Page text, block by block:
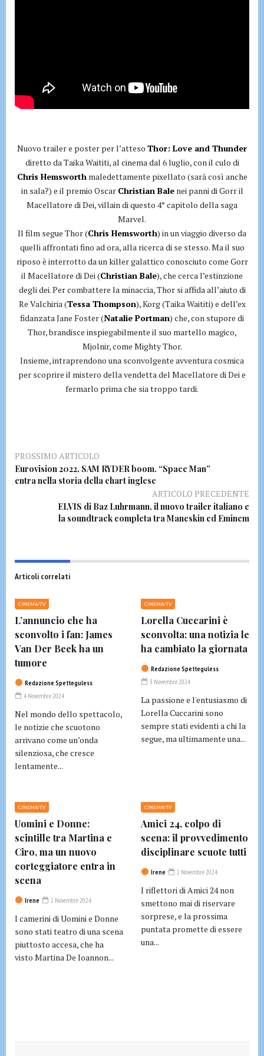
Nuovo trailer e poster per l’atteso Thor: Love and Thunder
diretto da Taika Waititi, al cinema dal 6 luglio, con il culo di
Chris Hemsworthmaledettamente pixellato (sarà così anche
in sala?) e il premio Oscar Christian Balenei panni di Gorr il
Macellatore di Dei, villain di questo 4° capitolo della saga
Marvel.
Il film segue Thor (Chris Hemsworth) in un viaggio diverso da
quelli affrontati fino ad ora, alla ricerca di se stesso. Ma il suo
riposo è interrotto da un killer galattico conosciuto come Gorr
il Macellatore di Dei (Christian Bale), che cerca l’estinzione
degli dei. Per combattere la minaccia, Thor si affida all’aiuto di
Re Valchiria (Tessa Thompson), Korg (Taika Waititi) e dell’ex
fidanzata Jane Foster (Natalie Portman) che, con stupore di
Thor, brandisce inspiegabilmente il suo martello magico,
Mjolnir, come Mighty Thor.
Insieme, intraprendono una sconvolgente avventura cosmica
per scoprire il mistero della vendetta del Macellatore di Dei e
fermarlo prima che sia troppo tardi.
PROSSIMO ARTICOLO
Eurovision 2022, SAM RYDER boom. “Space Man”
entra nella storia della chart inglese
ARTICOLO PRECEDENTE
ELVIS di Baz Luhrmann, il nuovo trailer italiano e
la soundtrack completa tra Maneskin ed Eminem
Articoli correlati
CINEMA/TV
L’annuncio che ha
sconvolto i fan: James
Van Der Beek ha un
tumore
Redazione Spetteguless
4 Novembre 2024
Nel mondo dello spettacolo,
le notizie che scuotono
arrivano come un’onda
silenziosa, che cresce
lentamente...
CINEMA/TV
Lorella Cuccarini è
sconvolta: una notizia le
ha cambiato la giornata
Redazione Spetteguless
3 Novembre 2024
La passione e l'entusiasmo di
Lorella Cuccarini sono
sempre stati evidenti a chi la
segue, ma ultimamente una...
CINEMA/TV
Uomini e Donne:
scintille tra Martina e
Ciro, ma un nuovo
corteggiatore entra in
scena
Irene 2 Novembre 2024
I camerini di Uomini e Donne
sono stati teatro di una scena
piuttosto accesa, che ha
visto Martina De Ioannon...
CINEMA/TV
Amici 24, colpo di
scena: il provvedimento
disciplinare scuote tutti
Irene 2 Novembre 2024
I riflettori di Amici 24 non
smettono mai di riservare
sorprese, e la prossima
puntata promette di essere
una...